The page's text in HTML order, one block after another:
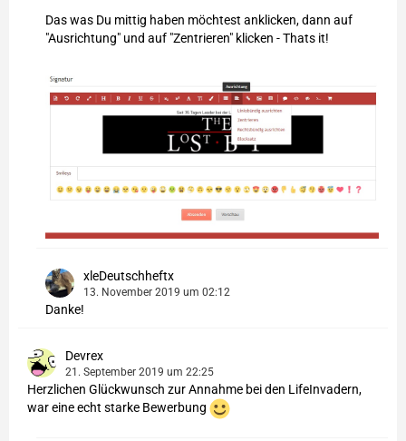
Das was Du mittig haben möchtest anklicken, dann auf
"Ausrichtung" und auf "Zentrieren" klicken - Thats it!
xleDeutschheftx
13. November 2019 um 02:12
Danke!
Devrex
21. September 2019 um 22:25
Herzlichen Glückwunsch zur Annahme bei den LifeInvadern,
war eine echt starke Bewerbung